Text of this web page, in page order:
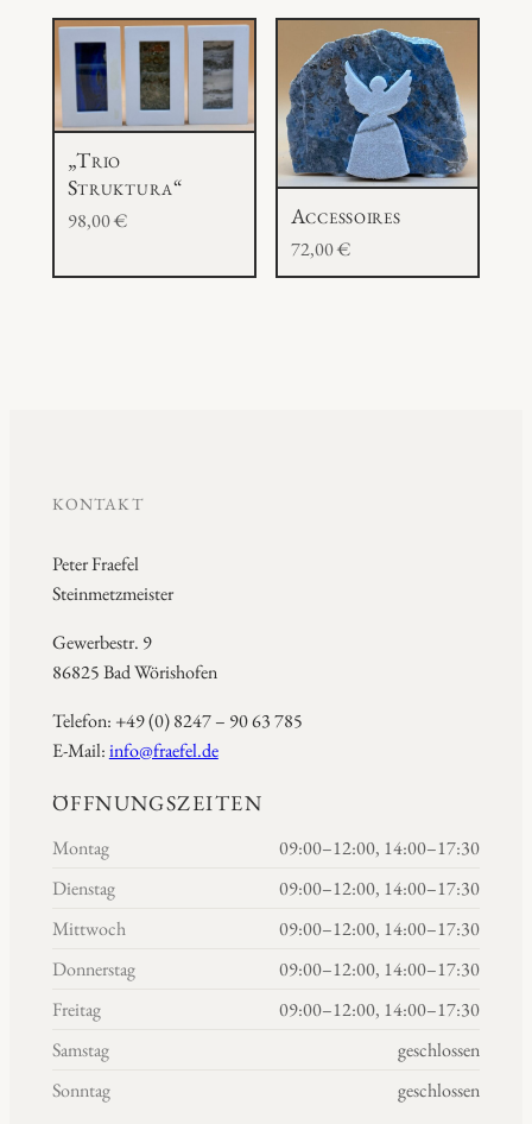
„Trio
Struktura“
98,00€ Accessoires
72,00€
KONTAKT
Peter Fraefel
Steinmetzmeister
Gewerbestr. 9
86825 Bad Wörishofen
Telefon: +49 (0) 8247 – 90 63 785
E-Mail:info@fraefel.de
ÖFFNUNGSZEITEN
Montag
09:00–12:00, 14:00–17:30
Dienstag
09:00–12:00, 14:00–17:30
Mittwoch
09:00–12:00, 14:00–17:30
Donnerstag
09:00–12:00, 14:00–17:30
Freitag
09:00–12:00, 14:00–17:30
Samstag
geschlossen
Sonntag
geschlossen